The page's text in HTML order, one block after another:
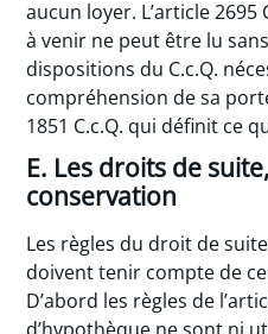
aucun loyer. L’article
à venir ne peut être lu
dispositions du C.c.Q.
compréhension de sa
1851 C.c.Q. qui définit ce
E. Les droits de
conservation
Les règles du droit de
doivent tenir compte de
D’abord les règles de